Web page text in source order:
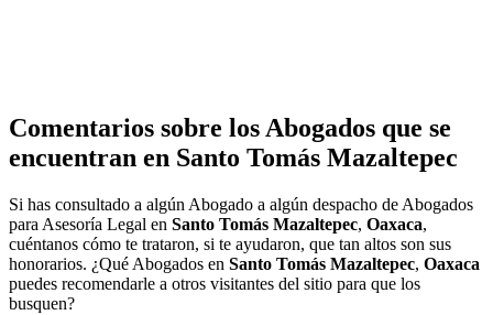
Comentarios sobre los Abogados que se
encuentran en Santo Tomás Mazaltepec
Si has consultado a algún Abogado a algún despacho de Abogados
para Asesoría Legal en Santo Tomás Mazaltepec, Oaxaca,
cuéntanos cómo te trataron, si te ayudaron, que tan altos son sus
honorarios. ¿Qué Abogados en Santo Tomás Mazaltepec, Oaxaca
puedes recomendarle a otros visitantes del sitio para que los
busquen?